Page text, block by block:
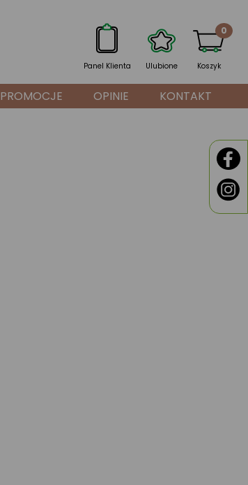
Panel Klienta Ulubione Koszyk
0
PROMOCJE OPINIE KONTAKT